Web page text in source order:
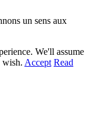
un sens aux
We'll assume
wish. Accept Read